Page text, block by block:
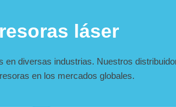
láser
diversas industrias. Nuestros
en los mercados globales.